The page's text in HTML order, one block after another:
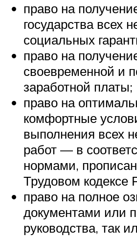
право на
государства всех
социальных
право на
своевременной и
заработной платы;
право на
комфортные
выполнения всех
работ — в
нормами,
Трудовом кодексе
право на полное
документами или
руководства, так